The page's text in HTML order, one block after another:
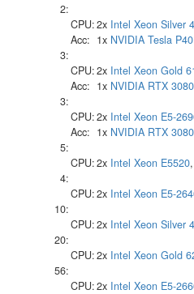
2:
CPU:2x Intel Xeon Silver
Acc: 1x NVIDIA Tesla P40
3:
CPU:2x Intel Xeon Gold
Acc: 1x NVIDIA RTX 3080
3:
CPU:2x Intel Xeon E5-
Acc: 1x NVIDIA RTX 3080
5:
CPU:2x Intel Xeon E5520
4:
CPU:2x Intel Xeon E5-
10:
CPU:2x Intel Xeon Silver
20:
CPU:2x Intel Xeon Gold
56:
CPU:2x Intel Xeon E5-